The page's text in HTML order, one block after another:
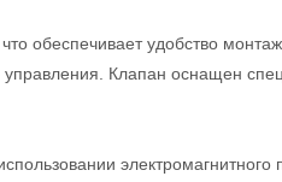
обеспечивает удобство
управления. Клапан оснащен